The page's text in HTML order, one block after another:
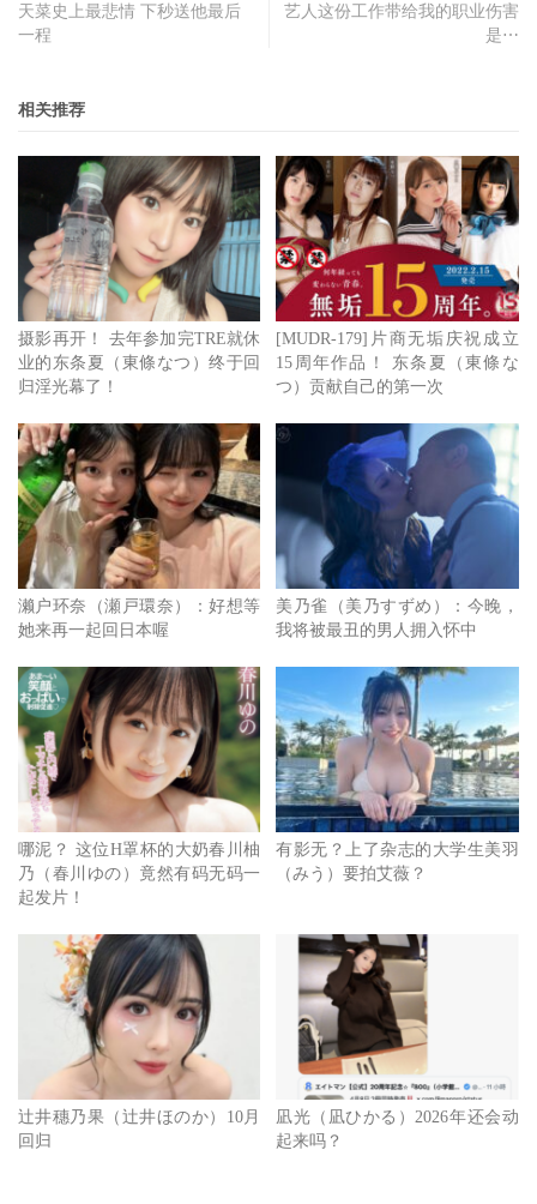
太擅长分享私事给大家知道，不过既然很多人拜托那就试试
(成立小帐)，会慢慢发文，也请大家好好欣赏。
这，好像和休业没什么关系吧。
天菜史上最悲情 下秒送他最后
一程
艺人这份工作带给我的职业伤害
是⋯
相关推荐
摄影再开！ 去年参加完TRE就休
业的东条夏（東條なつ）终于回
归淫光幕了！
[MUDR-179]片商无垢庆祝成立
15周年作品！ 东条夏（東條な
つ）贡献自己的第一次
濑户环奈（瀬戸環奈）：好想等
她来再一起回日本喔
美乃雀（美乃すずめ）：今晚，
我将被最丑的男人拥入怀中
哪泥？ 这位H罩杯的大奶春川柚
乃（春川ゆの）竟然有码无码一
起发片！
有影无？上了杂志的大学生美羽
（みう）要拍艾薇？
辻井穗乃果（辻井ほのか）10月
回归
凪光（凪ひかる）2026年还会动
起来吗？